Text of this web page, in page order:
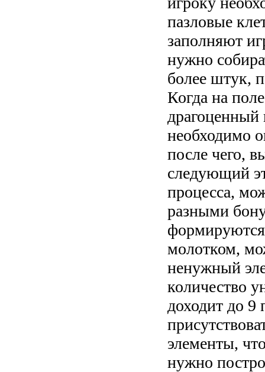
пазловые
заполняют
нужно
более штук,
Когда на
необходимо
после чего,
следующий
процесса,
разными
молотком,
ненужный
количество
доходит до 9
элементы,
нужно